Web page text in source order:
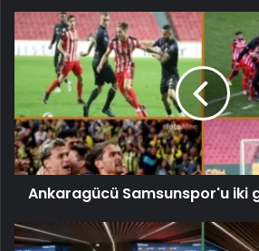
Ankaragücü Samsunspor'u iki